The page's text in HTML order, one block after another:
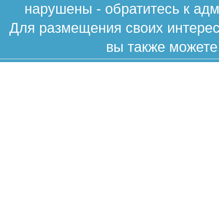
нарушены - обратитесь к
Для размещения своих
вы также